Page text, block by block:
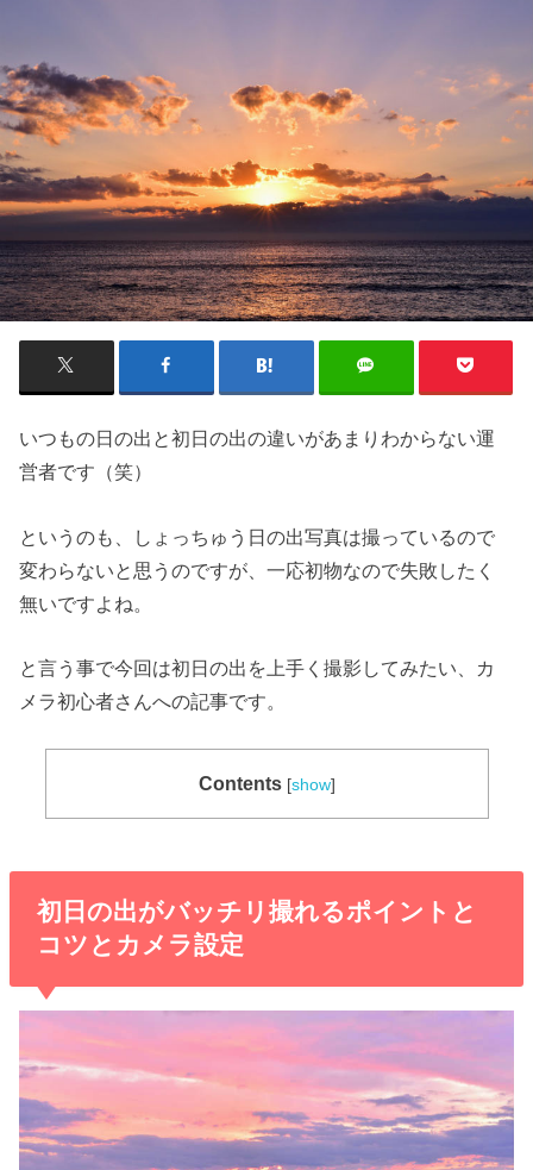
いつもの日の出と初日の出の違いがあまりわからない運
営者です（笑）
というのも、しょっちゅう日の出写真は撮っているので
変わらないと思うのですが、一応初物なので失敗したく
無いですよね。
と言う事で今回は初日の出を上手く撮影してみたい、カ
メラ初心者さんへの記事です。
Contents [show]
初日の出がバッチリ撮れるポイントと
コツとカメラ設定